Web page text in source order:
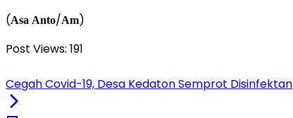
(Asa Anto/Am)
Post Views: 191
Cegah Covid-19, Desa Kedaton Semprot Disinfektan